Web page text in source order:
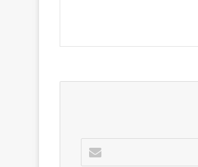
Enter
your